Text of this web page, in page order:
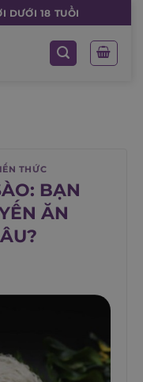
DƯỚI 18 TUỔI
THỨC
BẠN
ĂN